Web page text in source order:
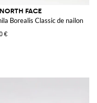
FACE
Borealis Classic de nailon
€